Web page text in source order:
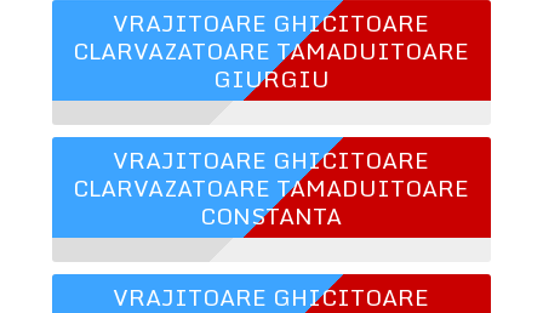
VRAJITOARE GHICITOARE
CLARVAZATOARE TAMADUITOARE
GIURGIU
VRAJITOARE GHICITOARE
CLARVAZATOARE TAMADUITOARE
CONSTANTA
VRAJITOARE GHICITOARE